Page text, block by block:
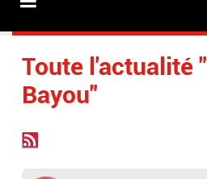
Toute l'actualité
Bayou"